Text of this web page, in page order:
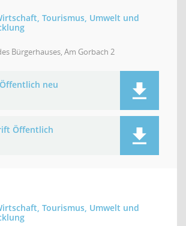
Tourismus, Umwelt und
Bürgerhauses, Am Gorbach 2
neu
Öffentlich
Tourismus, Umwelt und